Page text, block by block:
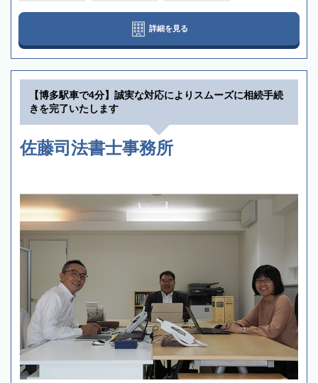
詳細を見る
【博多駅車で4分】誠実な対応によりスムーズに相続手続
きを完了いたします
佐藤司法書士事務所